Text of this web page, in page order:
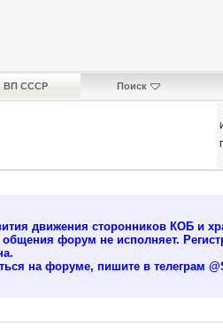
ВП СССР Поиск
движения сторонников КОБ и
форум не исполняет.
на форуме, пишите в телеграм